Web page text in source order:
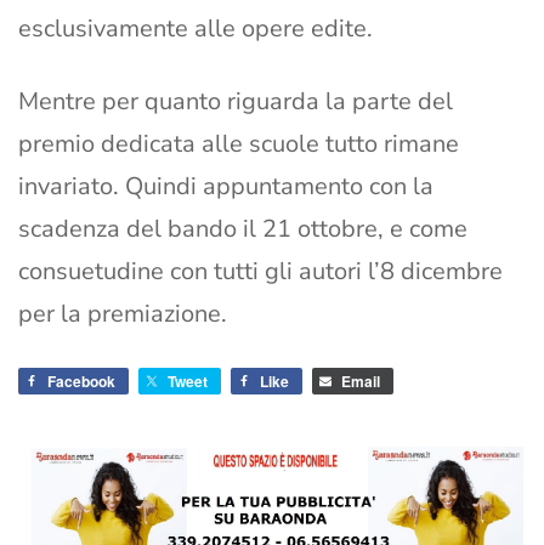
esclusivamente alle opere edite.
Mentre per quanto riguarda la parte del
premio dedicata alle scuole tutto rimane
invariato. Quindi appuntamento con la
scadenza del bando il 21 ottobre, e come
consuetudine con tutti gli autori l’8 dicembre
per la premiazione.
Facebook Tweet Like Email